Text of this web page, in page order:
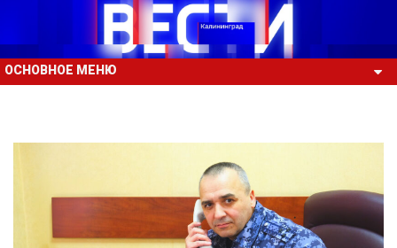
ОСНОВНОЕ МЕНЮ